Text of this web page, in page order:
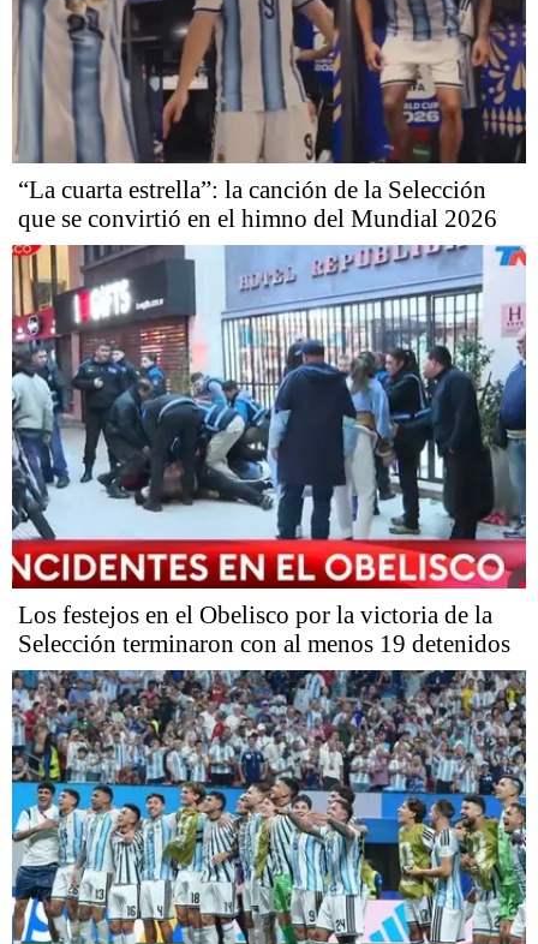
“La cuarta estrella”: la canción de la Selección
que se convirtió en el himno del Mundial 2026
Los festejos en el Obelisco por la victoria de la
Selección terminaron con al menos 19 detenidos